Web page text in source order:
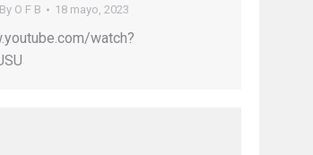
By O F B 18 mayo, 2023
watch?